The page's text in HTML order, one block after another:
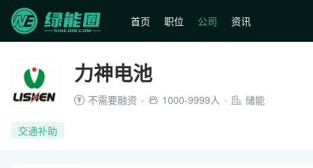
首页 职位 公司 资讯
力神电池
不需要融资 1000-9999人 储能
交通补助